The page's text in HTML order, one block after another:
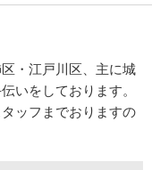
・江戸川区、主に城
いをしております。
ッフまでおりますの